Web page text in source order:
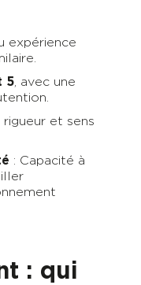
expérience
5, avec une
rigueur et sens
: Capacité à
: qui